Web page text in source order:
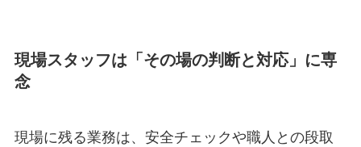
現場スタッフは「その場の判断と対応」に専
念
現場に残る業務は、安全チェックや職人との段取